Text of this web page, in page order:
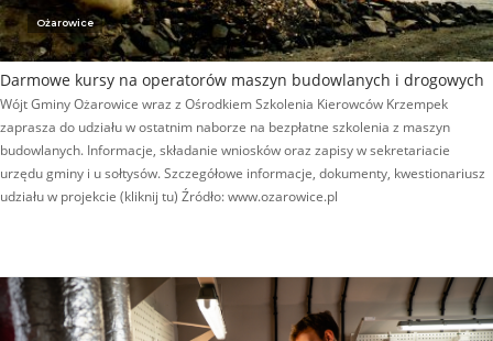
Ożarowice
Darmowe kursy na operatorów maszyn budowlanych i drogowych
Wójt Gminy Ożarowice wraz z Ośrodkiem Szkolenia Kierowców Krzempek
zaprasza do udziału w ostatnim naborze na bezpłatne szkolenia z maszyn
budowlanych. Informacje, składanie wniosków oraz zapisy w sekretariacie
urzędu gminy i u sołtysów. Szczegółowe informacje, dokumenty, kwestionariusz
udziału w projekcie (kliknij tu) Źródło: www.ozarowice.pl